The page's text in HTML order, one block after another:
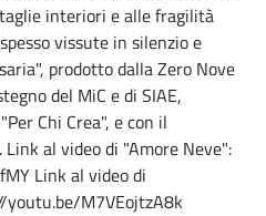
interiori e alle fragilità
vissute in silenzio e
prodotto dalla Zero Nove
del MiC e di SIAE,
Chi Crea", e con il
al video di "Amore Neve":
Link al video di
M7VEojtzA8k